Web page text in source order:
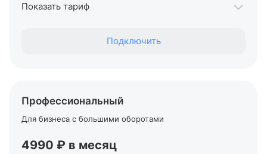
Показать тариф
Переводы ИП и юрлицам в Т‑Банке
Бесплатно
От 29 ₽
Подключить
Профессиональный
Для бизнеса с большими оборотами
4990 ₽ в месяц